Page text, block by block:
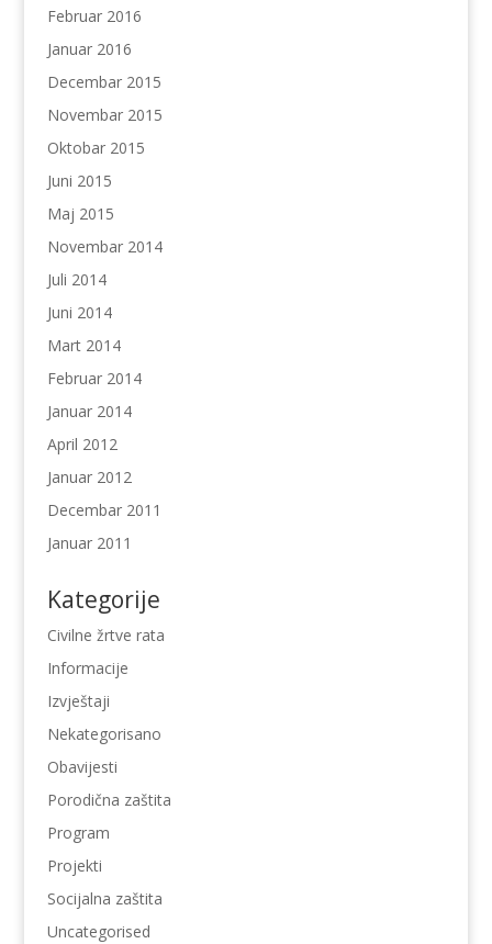
Februar 2016
Januar 2016
Decembar 2015
Novembar 2015
Oktobar 2015
Juni 2015
Maj 2015
Novembar 2014
Juli 2014
Juni 2014
Mart 2014
Februar 2014
Januar 2014
April 2012
Januar 2012
Decembar 2011
Januar 2011
Kategorije
Civilne žrtve rata
Informacije
Izvještaji
Nekategorisano
Obavijesti
Porodična zaštita
Program
Projekti
Socijalna zaštita
Uncategorised